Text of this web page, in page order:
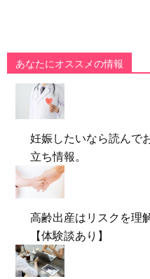
あなたにオススメの情報
妊娠したいなら読んで
立ち情報。
高齢出産はリスクを理
【体験談あり】